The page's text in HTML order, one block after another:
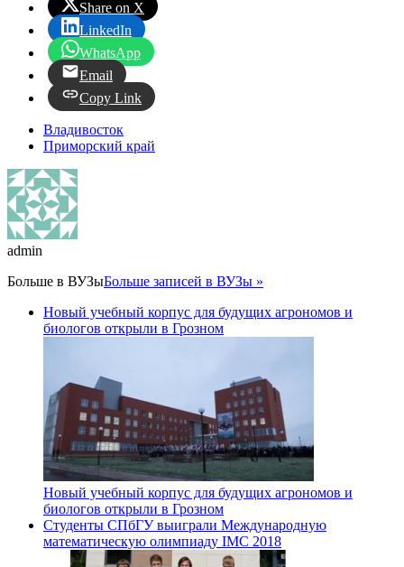
Share on X
LinkedIn
WhatsApp
Email
Copy Link
Владивосток
Приморский край
admin
Больше в ВУЗыБольше записей в ВУЗы »
Новый учебный корпус для будущих агрономов и
биологов открыли в Грозном
Новый учебный корпус для будущих агрономов и
биологов открыли в Грозном
Студенты СПбГУ выиграли Международную
математическую олимпиаду IMC 2018